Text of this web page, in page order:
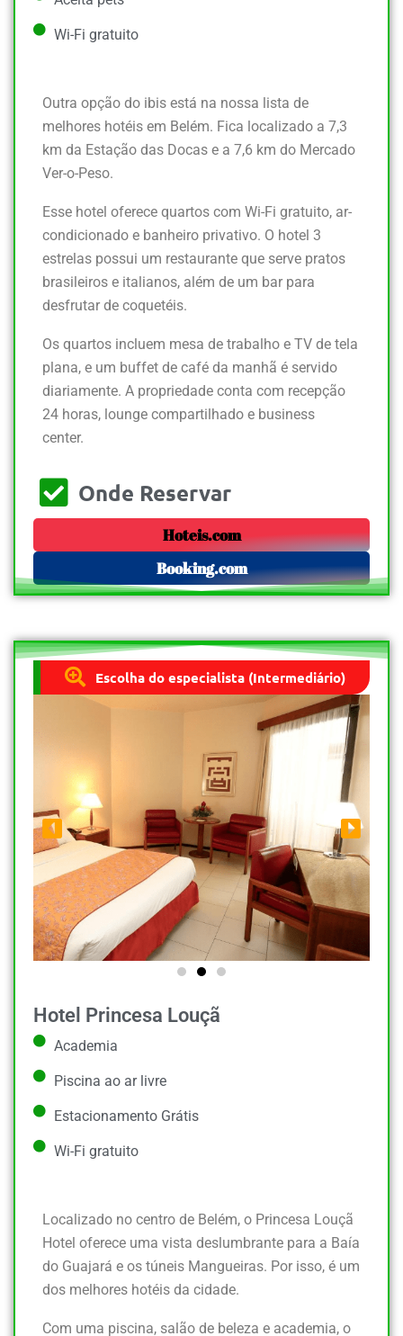
Wi-Fi gratuito
Outra opção do ibis está na nossa lista de
melhores hotéis em Belém. Fica localizado a 7,3
km da Estação das Docas e a 7,6 km do Mercado
Ver-o-Peso.
Esse hotel oferece quartos com Wi-Fi gratuito, ar-
condicionado e banheiro privativo. O hotel 3
estrelas possui um restaurante que serve pratos
brasileiros e italianos, além de um bar para
desfrutar de coquetéis.
Os quartos incluem mesa de trabalho e TV de tela
plana, e um buffet de café da manhã é servido
diariamente. A propriedade conta com recepção
24 horas, lounge compartilhado e business
center.
Onde Reservar
Hoteis.com
Booking.com
Escolha do especialista (Intermediário)
Hotel Princesa Louçã
Academia
Piscina ao ar livre
Estacionamento Grátis
Wi-Fi gratuito
Localizado no centro de Belém, o Princesa Louçã
Hotel oferece uma vista deslumbrante para a Baía
do Guajará e os túneis Mangueiras. Por isso, é um
dos melhores hotéis da cidade.
Com uma piscina, salão de beleza e academia, o